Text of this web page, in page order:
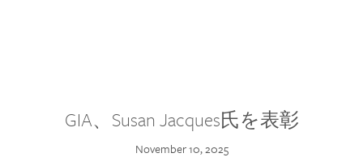
GIA、Susan Jacques氏を表彰
November 10, 2025